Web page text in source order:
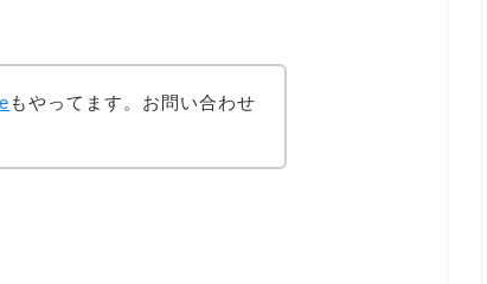
もやってます。お問い合わせ